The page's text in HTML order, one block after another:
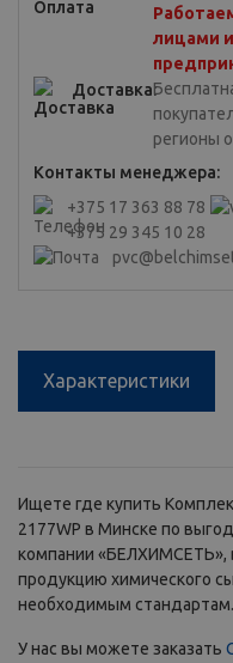
лицами
Доставка:
регионы
Контакты менеджера:
+375 17 363 88 78
+375 29 345 10 28
Характеристики
Ищете где купить
2177WP в Минске по
компании «БЕЛХИМСЕТЬ»,
продукцию химического
необходимым стандартам.
У нас вы можете заказать